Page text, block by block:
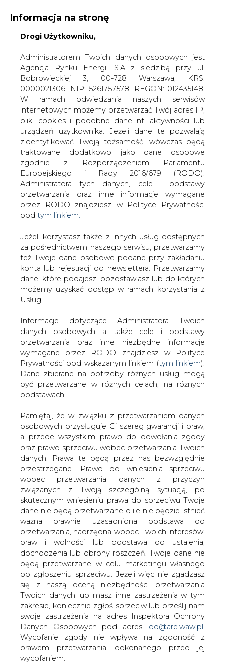
KONTAKT:
WYDAWCA PORTALU:
WYSOKI KONTRAST A A
ZALOGUJ SIĘ
WŁĄCZ CIRE.TV
Informacja na stronę
Drogi Użytkowniku,
Administratorem Twoich danych osobowych jest
Agencja Rynku Energii S.A z siedzibą przy ul.
Bobrowieckiej 3, 00-728 Warszawa, KRS:
0000021306, NIP: 5261757578, REGON: 012435148.
W ramach odwiedzania naszych serwisów
internetowych możemy przetwarzać Twój adres IP,
pliki cookies i podobne dane nt. aktywności lub
urządzeń użytkownika. Jeżeli dane te pozwalają
zidentyfikować Twoją tożsamość, wówczas będą
traktowane dodatkowo jako dane osobowe
zgodnie z Rozporządzeniem Parlamentu
Europejskiego i Rady 2016/679 (RODO).
Administratora tych danych, cele i podstawy
przetwarzania oraz inne informacje wymagane
przez RODO znajdziesz w Polityce Prywatności
pod tym linkiem.
Jeżeli korzystasz także z innych usług dostępnych
za pośrednictwem naszego serwisu, przetwarzamy
też Twoje dane osobowe podane przy zakładaniu
konta lub rejestracji do newslettera. Przetwarzamy
dane, które podajesz, pozostawiasz lub do których
możemy uzyskać dostęp w ramach korzystania z
Usług.
Informacje dotyczące Administratora Twoich
danych osobowych a także cele i podstawy
przetwarzania oraz inne niezbędne informacje
wymagane przez RODO znajdziesz w Polityce
Prywatności pod wskazanym linkiem (tym linkiem).
Dane zbierane na potrzeby różnych usług mogą
być przetwarzane w różnych celach, na różnych
podstawach.
Pamiętaj, że w związku z przetwarzaniem danych
osobowych przysługuje Ci szereg gwarancji i praw,
a przede wszystkim prawo do odwołania zgody
oraz prawo sprzeciwu wobec przetwarzania Twoich
danych. Prawa te będą przez nas bezwzględnie
przestrzegane. Prawo do wniesienia sprzeciwu
wobec przetwarzania danych z przyczyn
związanych z Twoją szczególną sytuacją, po
skutecznym wniesieniu prawa do sprzeciwu Twoje
dane nie będą przetwarzane o ile nie będzie istnieć
ważna prawnie uzasadniona podstawa do
przetwarzania, nadrzędna wobec Twoich interesów,
praw i wolności lub podstawa do ustalenia,
dochodzenia lub obrony roszczeń. Twoje dane nie
będą przetwarzane w celu marketingu własnego
po zgłoszeniu sprzeciwu. Jeżeli więc nie zgadzasz
się z naszą oceną niezbędności przetwarzania
Twoich danych lub masz inne zastrzeżenia w tym
zakresie, koniecznie zgłoś sprzeciw lub prześlij nam
swoje zastrzeżenia na adres Inspektora Ochrony
Danych Osobowych pod adres iod@are.waw.pl
Wycofanie zgody nie wpływa na zgodność z
prawem przetwarzania dokonanego przed jej
wycofaniem.
Strona główna
SERWIS INFORMACYJNY CIRE
/ Tania ropa zmusza Arabię Saudyjską do emisji
obligacji
drukuj
skomentuj
udostępnij
Tania ropa zmusza Arabię
Jak poinformował BiznesAlert.pl
powołując się na Financial Times,
spadek światowych cen ropy naftowej
po raz pierwszy w historii zmusił władze
Arabii Saudyjskiej do wejścia na rynek
dłużny i emisji obligacji. Dodatkowym
czynnikiem, który stanowi obciążenie
finansowe dla Rijadu, jest rozszerzenie
obecności wojskowej w Syrii i Jemenie.
73 procent dochodów saudyjskiego budżetu pochodzi
ze sprzedaży ropy naftowej. Spadek jej cen na świecie
doprowadził do zmniejszenia pod koniec 2015 roku
rezerw walutowych o 97 mld dolarów do 640 mld
dolarów. Przy czym władze zauważają, że przy obecnej
dynamice cen surowca to do 2020 roku deficyt
budżetowy może osiągnąć poziom 50 procent PKB
wobec 1,6 procenta na koniec 2014 roku.